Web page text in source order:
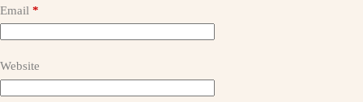
Email *
Website
a
t
e
: